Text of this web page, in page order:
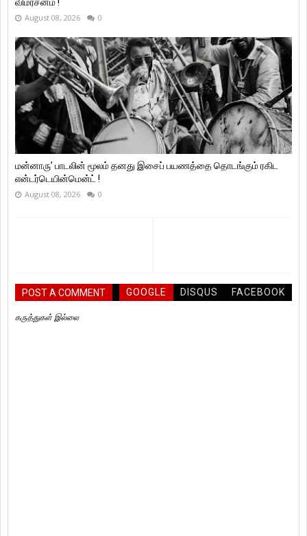
August 08, 2026 0
மன்னாரு’ பாடலின் மூலம் தனது இசைப் பயணத்தை தொடங்கும் ரகிட
என்டர்டெயின்மென்ட் !
August 08, 2026 0
POST A COMMENT GOOGLE DISQUS FACEBOOK
கருத்துகள் இல்லை